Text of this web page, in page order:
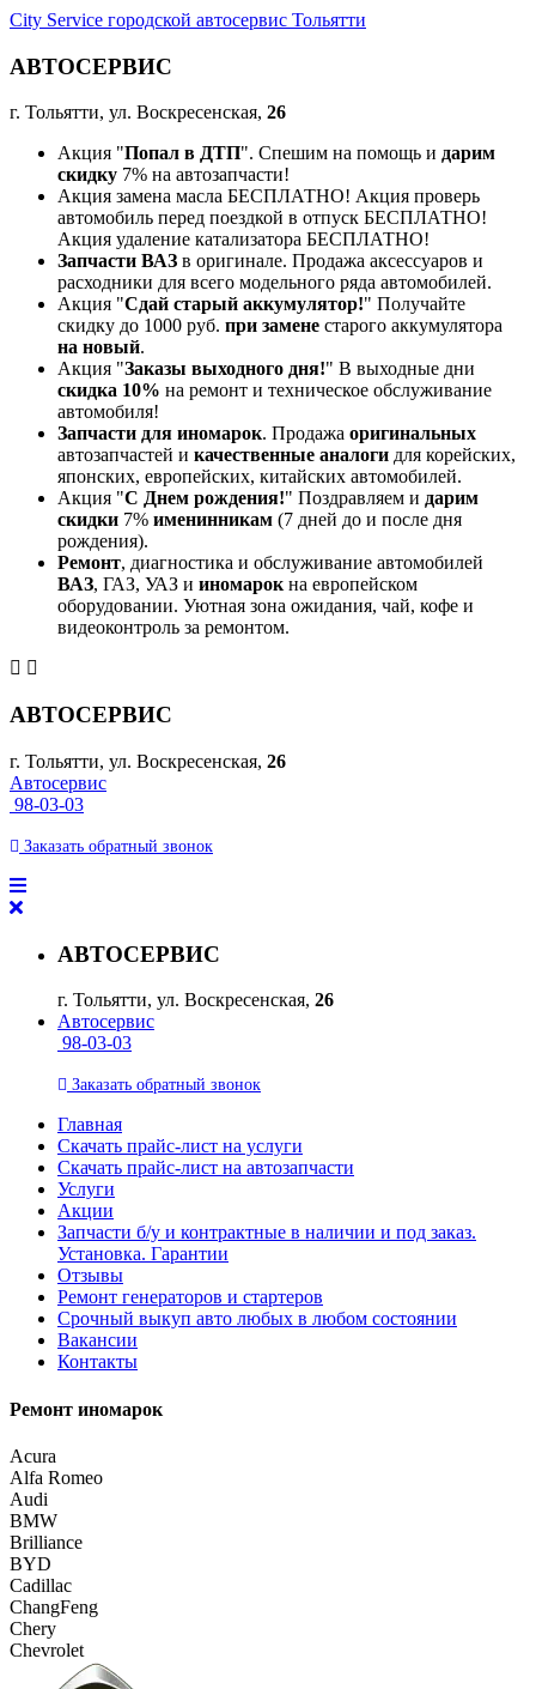
City Service городской автосервис Тольятти
АВТОСЕРВИС
г. Тольятти, ул. Воскресенская, 26
Акция "Попал в ДТП". Спешим на помощь и дарим
скидку 7% на автозапчасти!
Акция замена масла БЕСПЛАТНО! Акция проверь
автомобиль перед поездкой в отпуск БЕСПЛАТНО!
Акция удаление катализатора БЕСПЛАТНО!
Запчасти ВАЗ в оригинале. Продажа аксессуаров и
расходники для всего модельного ряда автомобилей.
Акция "Сдай старый аккумулятор!" Получайте
скидку до 1000 руб. при замене старого аккумулятора
на новый.
Акция "Заказы выходного дня!" В выходные дни
скидка 10% на ремонт и техническое обслуживание
автомобиля!
Запчасти для иномарок. Продажа оригинальных
автозапчастей и качественные аналоги для корейских,
японских, европейских, китайских автомобилей.
Акция "С Днем рождения!" Поздравляем и дарим
скидки 7% именинникам (7 дней до и после дня
рождения).
Ремонт, диагностика и обслуживание автомобилей
ВАЗ, ГАЗ, УАЗ и иномарокна европейском
оборудовании. Уютная зона ожидания, чай, кофе и
видеоконтроль за ремонтом.
АВТОСЕРВИС
г. Тольятти, ул. Воскресенская, 26
Автосервис
98-03-03
Заказать обратный звонок
АВТОСЕРВИС
г. Тольятти, ул. Воскресенская, 26
Автосервис
98-03-03
Заказать обратный звонок
Главная
Скачать прайс-лист на услуги
Скачать прайс-лист на автозапчасти
Услуги
Акции
Запчасти б/у и контрактные в наличии и под заказ.
Установка. Гарантии
Отзывы
Ремонт генераторов и стартеров
Cрочный выкуп авто любых в любом состоянии
Вакансии
Контакты
Ремонт иномарок
Acura
Alfa Romeo
Audi
BMW
Brilliance
BYD
Cadillac
ChangFeng
Chery
Chevrolet